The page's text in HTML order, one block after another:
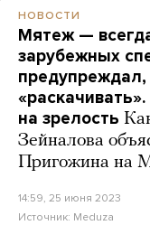
НОВОСТИ
Мятеж —
зарубежных
предупреждал,
на зрелость
Зейналова
Пригожина на
14:59, 25 июня 2023
Источник: Meduza